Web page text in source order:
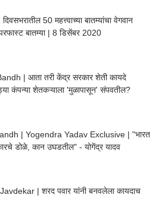
50 महत्त्वाच्या बातम्यांचा वेगवान
बातम्या | 8 डिसेंबर 2020
| आता तरी केंद्र सरकार शेती कायदे
कंपन्या शेतकऱ्याला 'मुळापासून' संपवतील?
| Yogendra Yadav Exclusive | "भारत
डोळे, कान उघडतील" - योगेंद्र यादव
| शरद पवार यांनी बनवलेला कायदाच